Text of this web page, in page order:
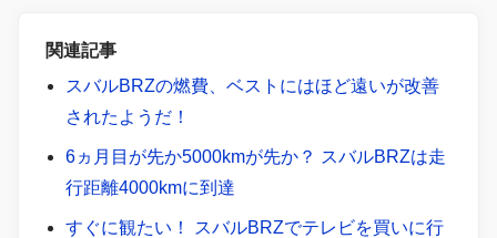
関連記事
スバルBRZの燃費、ベストにはほど遠いが改善
されたようだ！
6ヵ月目が先か5000kmが先か？ スバルBRZは走
行距離4000kmに到達
すぐに観たい！ スバルBRZでテレビを買いに行